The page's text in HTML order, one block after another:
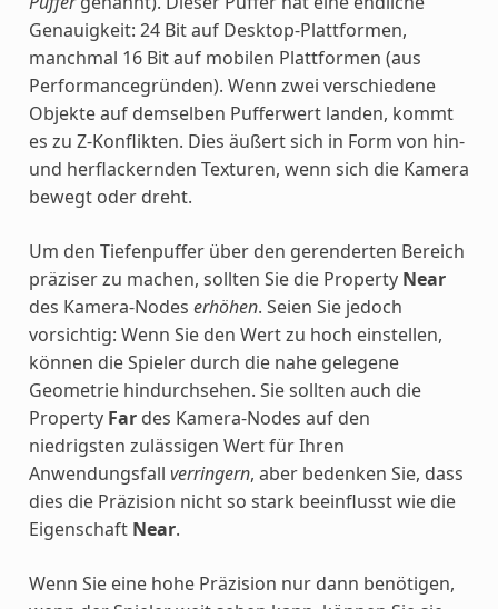
Genauigkeit: 24 Bit auf Desktop-Plattformen,
manchmal 16 Bit auf mobilen Plattformen (aus
Performancegründen). Wenn zwei verschiedene
Objekte auf demselben Pufferwert landen, kommt
es zu Z-Konflikten. Dies äußert sich in Form von hin-
und herflackernden Texturen, wenn sich die Kamera
bewegt oder dreht.
Um den Tiefenpuffer über den gerenderten Bereich
präziser zu machen, sollten Sie die Property Near
des Kamera-Nodes erhöhen. Seien Sie jedoch
vorsichtig: Wenn Sie den Wert zu hoch einstellen,
können die Spieler durch die nahe gelegene
Geometrie hindurchsehen. Sie sollten auch die
Property Fardes Kamera-Nodes auf den
niedrigsten zulässigen Wert für Ihren
Anwendungsfall verringern, aber bedenken Sie, dass
dies die Präzision nicht so stark beeinflusst wie die
Eigenschaft Near.
Wenn Sie eine hohe Präzision nur dann benötigen,